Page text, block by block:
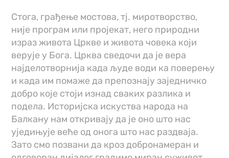
Стога, грађење мостова, тј. миротворство,
није програм или пројекат, него природни
израз живота Цркве и живота човека који
верује у Бога. Црква сведочи да је вера
најделотворнија када људе води ка поверењу
и када им помаже да препознају заједничко
добро које стоји изнад сваких разлика и
подела. Историјска искуства народа на
Балкану нам откривају да је оно што нас
уједињује веће од онога што нас раздваја.
Зато смо позвани да кроз добронамеран и